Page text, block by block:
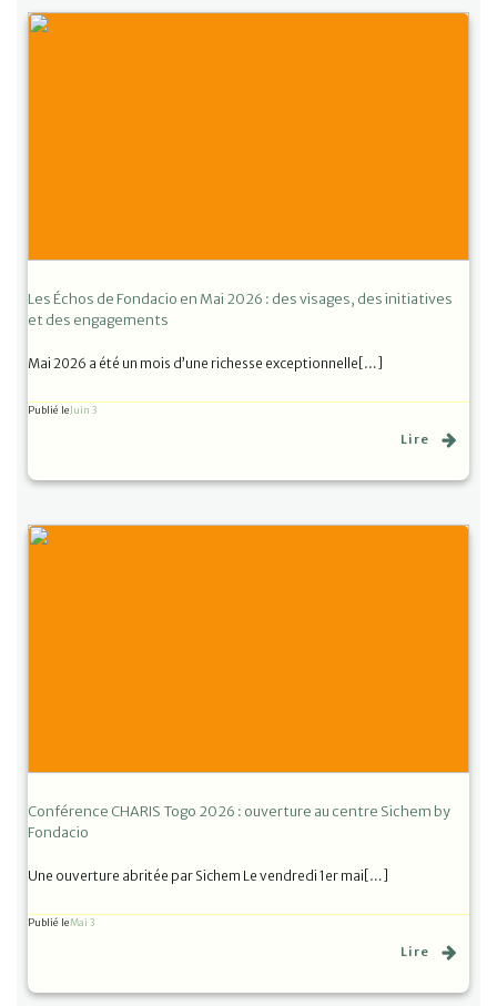
Les Échos de Fondacio en Mai 2026 : des visages, des initiatives
et des engagements
Mai 2026 a été un mois d’une richesse exceptionnelle[…]
Publié le Juin 3
Lire
Conférence CHARIS Togo 2026 : ouverture au centre Sichem by
Fondacio
Une ouverture abritée par Sichem Le vendredi 1er mai[…]
Publié leMai 3
Lire